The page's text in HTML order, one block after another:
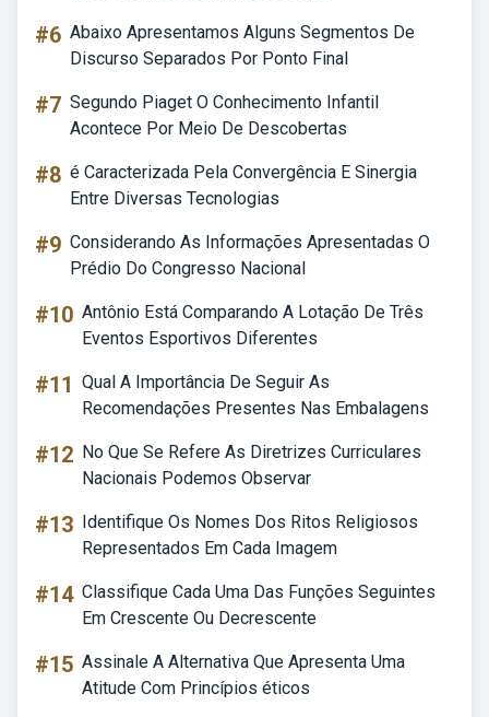
#6 Abaixo Apresentamos Alguns Segmentos De
Discurso Separados Por Ponto Final
#7 Segundo Piaget O Conhecimento Infantil
Acontece Por Meio De Descobertas
#8 é Caracterizada Pela Convergência E Sinergia
Entre Diversas Tecnologias
#9 Considerando As Informações Apresentadas O
Prédio Do Congresso Nacional
#10 Antônio Está Comparando A Lotação De Três
Eventos Esportivos Diferentes
#11 Qual A Importância De Seguir As
Recomendações Presentes Nas Embalagens
#12 No Que Se Refere As Diretrizes Curriculares
Nacionais Podemos Observar
#13 Identifique Os Nomes Dos Ritos Religiosos
Representados Em Cada Imagem
#14 Classifique Cada Uma Das Funções Seguintes
Em Crescente Ou Decrescente
#15 Assinale A Alternativa Que Apresenta Uma
Atitude Com Princípios éticos